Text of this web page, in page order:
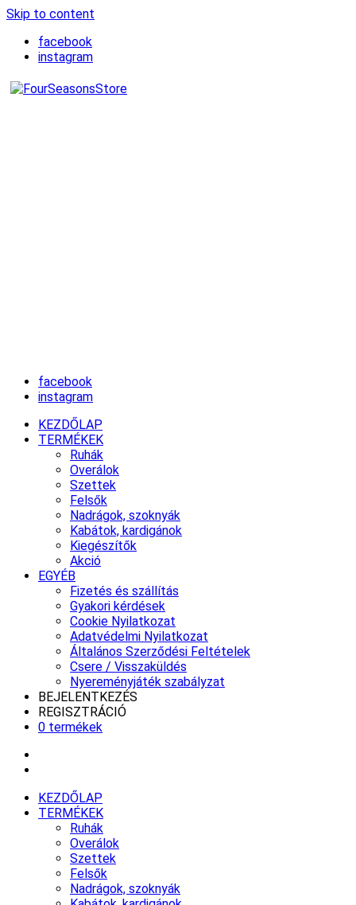
Skip to content
facebook
instagram
facebook
instagram
KEZDŐLAP
TERMÉKEK
Ruhák
Overálok
Szettek
Felsők
Nadrágok, szoknyák
Kabátok, kardigánok
Kiegészítők
Akció
EGYÉB
Fizetés és szállítás
Gyakori kérdések
Cookie Nyilatkozat
Adatvédelmi Nyilatkozat
Általános Szerződési Feltételek
Csere / Visszaküldés
Nyereményjáték szabályzat
BEJELENTKEZÉS
REGISZTRÁCIÓ
0 termékek
KEZDŐLAP
TERMÉKEK
Ruhák
Overálok
Szettek
Felsők
Nadrágok, szoknyák